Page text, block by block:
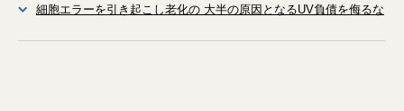
細胞エラーを引き起こし老化の 大半の原因となるUV負債を侮るな